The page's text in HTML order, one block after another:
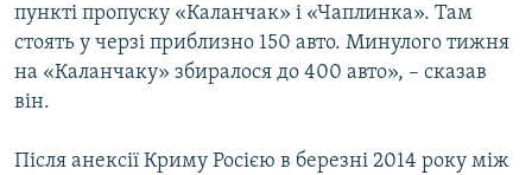
Усі сайти RFE/RL
пункті пропуску «Каланчак» і «Чаплинка». Там
стоять у черзі приблизно 150 авто. Минулого тижня
на «Каланчаку» збиралося до 400 авто», – сказав
він.
Після анексії Криму Росією в березні 2014 року між